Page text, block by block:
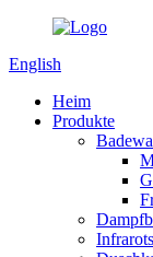
English
Heim
Produkte